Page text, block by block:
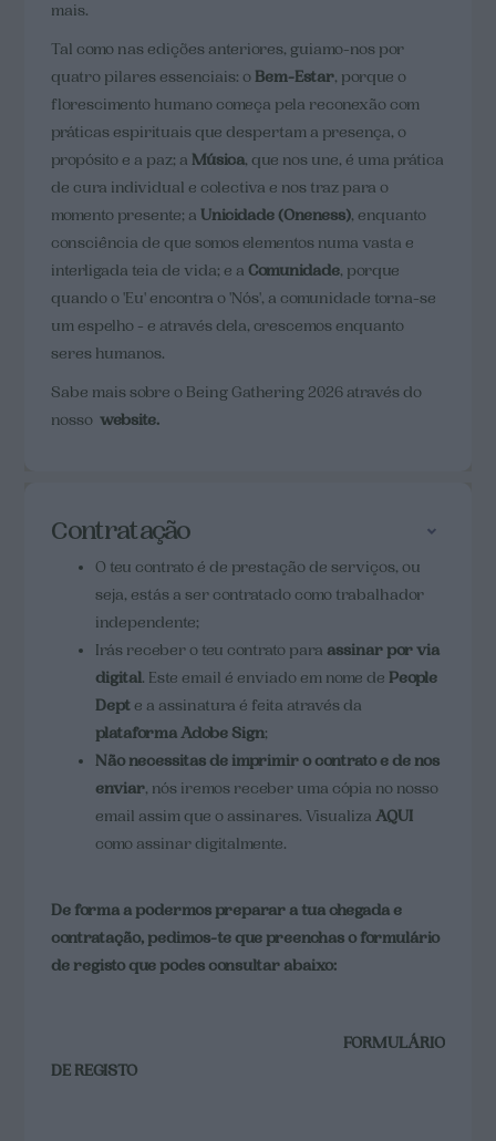
mais.
Tal como nas edições anteriores, guiamo-nos por
quatro pilares essenciais: oBem-Estar, porque o
florescimento humano começa pela reconexão com
práticas espirituais que despertam a presença, o
propósito e a paz; aMúsica, que nos une, é uma prática
de cura individual e colectiva e nos traz para o
momento presente; a Unicidade (Oneness), enquanto
consciência de que somos elementos numa vasta e
interligada teia de vida; e a Comunidade, porque
quando o 'Eu' encontra o 'Nós', a comunidade torna-se
um espelho - e através dela, crescemos enquanto
seres humanos.
Sabe mais sobre o Being Gathering 2026 através do
nossowebsite.
Contratação
O teu contrato é de prestação de serviços, ou
seja, estás a ser contratado como trabalhador
independente;
Irás receber o teu contrato para assinar por via
digital. Este email é enviado em nome dePeople
Dept e a assinatura é feita através da
plataforma Adobe Sign;
Não necessitas de imprimir o contrato e de nos
enviar, nós iremos receber uma cópia no nosso
email assim que o assinares. VisualizaAQUI
como assinar digitalmente.
De forma a podermos preparar a tua chegada e
contratação, pedimos-te que preenchas o formulário
de registo que podes consultar abaixo:
FORMULÁRIO
DE REGISTO